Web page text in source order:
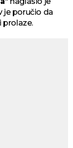
je poručio da
prolaze.